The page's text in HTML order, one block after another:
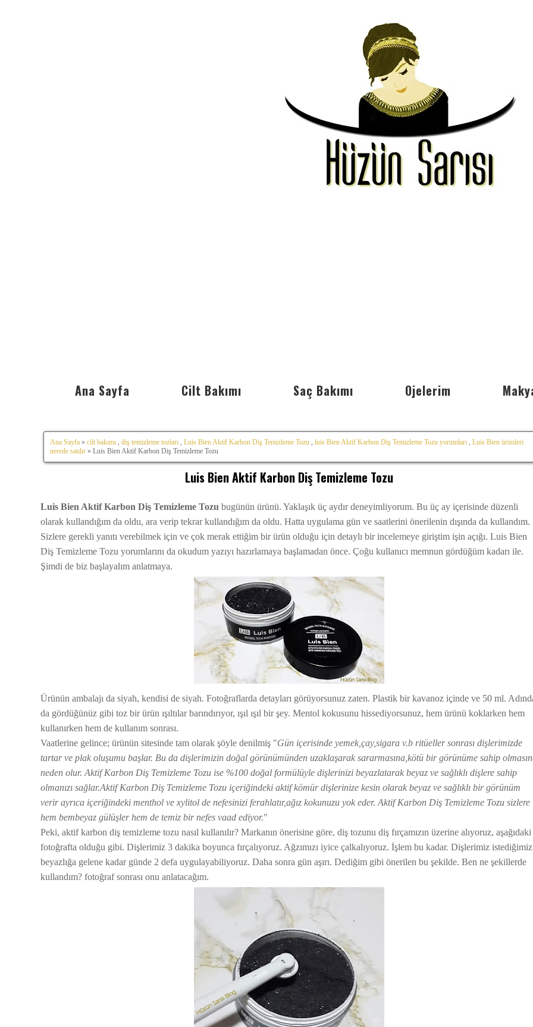
Ana Sayfa Cilt Bakımı Saç Bakımı Ojelerim
Ana Sayfa » cilt bakımı , diş temizleme tozları , Luis Bien Aktif Karbon Diş Temizleme Tozu , luis Bien Aktif Karbon Diş Temizleme Tozu yorumları , Luis Bien ürünleri
nerede satılır » Luis Bien Aktif Karbon Diş Temizleme Tozu
Luis Bien Aktif Karbon Diş Temizleme Tozu
Luis Bien Aktif Karbon Diş Temizleme Tozu bugünün ürünü. Yaklaşık üç aydır deneyimliyorum. Bu üç ay içerisinde düzenli
olarak kullandığım da oldu, ara verip tekrar kullandığım da oldu. Hatta uygulama gün ve saatlerini önerilenin dışında da kullandım.
Sizlere gerekli yanıtı verebilmek için ve çok merak ettiğim bir ürün olduğu için detaylı bir incelemeye giriştim işin açığı. Luis Bien
Diş Temizleme Tozu yorumlarını da okudum yazıyı hazırlamaya başlamadan önce. Çoğu kullanıcı memnun gördüğüm kadarı ile.
Şimdi de biz başlayalım anlatmaya.
Ürünün ambalajı da siyah, kendisi de siyah. Fotoğraflarda detayları görüyorsunuz zaten. Plastik bir kavanoz içinde ve 50 ml.
da gördüğünüz gibi toz bir ürün ışıltılar barındırıyor, ışıl ışıl bir şey. Mentol kokusunu hissediyorsunuz, hem ürünü koklarken hem
kullanırken hem de kullanım sonrası.
Vaatlerine gelince; ürünün sitesinde tam olarak şöyle denilmiş "Gün içerisinde yemek,çay,sigara v.b ritüeller sonrası dişlerimizde
tartar ve plak oluşumu başlar. Bu da dişlerimizin doğal görünümünden uzaklaşarak sararmasına,kötü bir görünüme sahip
neden olur. Aktif Karbon Diş Temizleme Tozu ise %100 doğal formülüyle dişlerinizi beyazlatarak beyaz ve sağlıklı dişlere sahip
olmanızı sağlar.Aktif Karbon Diş Temizleme Tozu içeriğindeki aktif kömür dişlerinize kesin olarak beyaz ve sağlıklı bir görünüm
verir ayrıca içeriğindeki menthol ve xylitol de nefesinizi ferahlatır,ağız kokunuzu yok eder. Aktif Karbon Diş Temizleme Tozu sizlere
hem bembeyaz gülüşler hem de temiz bir nefes vaad ediyor."
Peki, aktif karbon diş temizleme tozu nasıl kullanılır? Markanın önerisine göre, diş tozunu diş fırçamızın üzerine alıyoruz, aşağıdaki
fotoğrafta olduğu gibi. Dişlerimiz 3 dakika boyunca fırçalıyoruz. Ağzımızı iyice çalkalıyoruz. İşlem bu kadar. Dişlerimiz istediğimiz
beyazlığa gelene kadar günde 2 defa uygulayabiliyoruz. Daha sonra gün aşırı. Dediğim gibi önerilen bu şekilde. Ben ne şekillerde
kullandım? fotoğraf sonrası onu anlatacağım.